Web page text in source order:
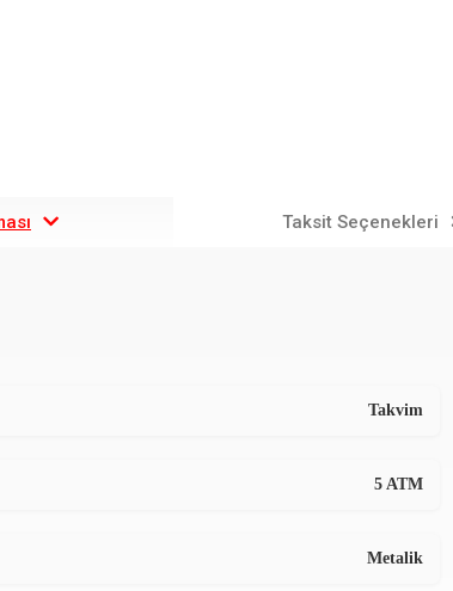
Taksit Seçenekleri
Takvim
5 ATM
Metalik